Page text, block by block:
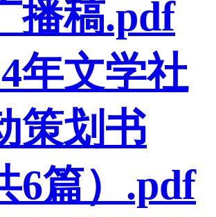
播稿.pdf
年文学社
策划书
6篇）.pdf